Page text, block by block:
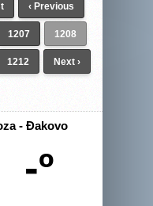
‹ Previous
1207 1208
1212 Next ›
- Đakovo
-º